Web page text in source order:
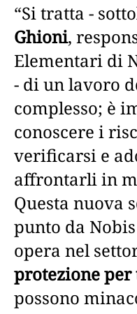
“Si tratta -
Ghioni,
Elementari di
- di un lavoro
complesso; è
conoscere i
verificarsi e
affrontarli in
Questa nuova
punto da
opera nel
protezione
possono